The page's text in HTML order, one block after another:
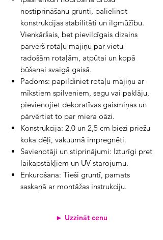
nostiprināšanu gruntī, palielinot
konstrukcijas stabilitāti un ilgmūžību.
Vienkāršais, bet pievilcīgais dizains
pārvērš rotaļu mājiņu par vietu
radošām rotaļām, atpūtai un kopā
būšanai svaigā gaisā.
Padoms: papildiniet rotaļu mājiņu ar
mīkstiem spilveniem, segu vai paklāju,
pievienojiet dekoratīvas gaismiņas un
pārvērtiet to par miera oāzi.
Konstrukcija: 2,0 un 2,5 cm biezi priežu
koka dēļi, vakuumā impregnēti.
Savienotāji un stiprinājumi: Izturīgi pret
laikapstākļiem un UV starojumu.
Enkurošana: Tieši gruntī, pamats
saskaņā ar montāžas instrukciju.
► Uzzināt cenu